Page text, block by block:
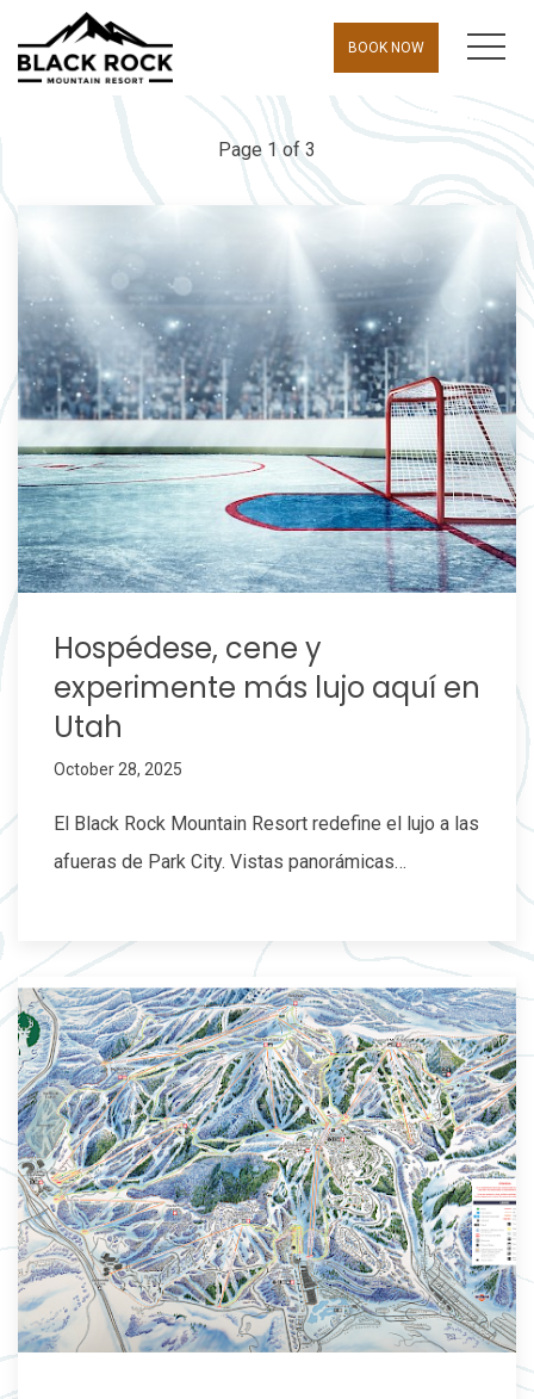
BOOK NOW MENU
Page 1 of 3
Hospédese, cene y
experimente más lujo aquí en
Utah
October 28, 2025
El Black Rock Mountain Resort redefine el lujo a las
afueras de Park City. Vistas panorámicas…